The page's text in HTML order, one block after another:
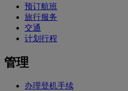
预订航班
旅行服务
交通
计划行程
管理
办理登机手续